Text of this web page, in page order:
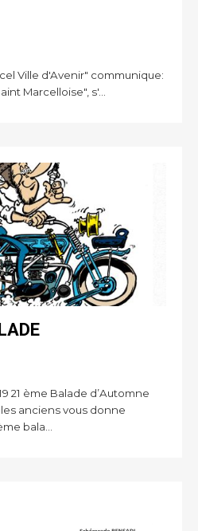
Ville d'Avenir" communique:
Marcelloise", s'...
21 ème Balade d’Automne
anciens vous donne
bala...